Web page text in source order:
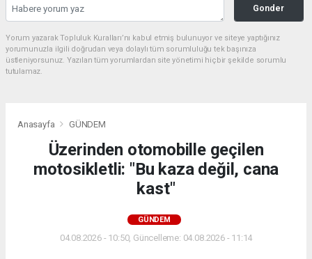
Gonder
Yorum yazarak Topluluk Kuralları’nı kabul etmiş bulunuyor ve siteye yaptığınız
yorumunuzla ilgili doğrudan veya dolaylı tüm sorumluluğu tek başınıza
üstleniyorsunuz. Yazılan tüm yorumlardan site yönetimi hiçbir şekilde sorumlu
tutulamaz.
Anasayfa GÜNDEM
Üzerinden otomobille geçilen
motosikletli: "Bu kaza değil, cana
kast"
GÜNDEM
04.08.2026 - 10:50, Güncelleme: 04.08.2026 - 11:14